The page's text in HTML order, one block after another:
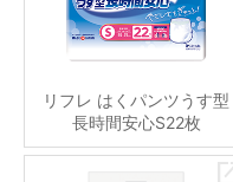
リフレ はくパンツうす型
長時間安心S22枚